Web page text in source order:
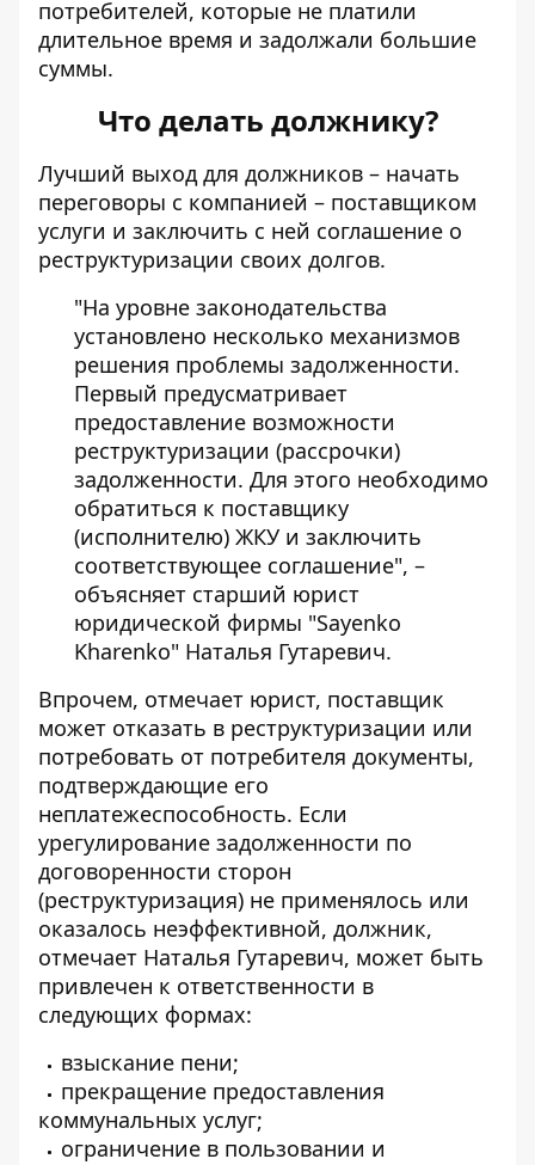
потребителей, которые не платили
длительное время и задолжали большие
суммы.
Что делать должнику?
Лучший выход для должников – начать
переговоры с компанией – поставщиком
услуги и заключить с ней соглашение о
реструктуризации своих долгов.
"На уровне законодательства
установлено несколько механизмов
решения проблемы задолженности.
Первый предусматривает
предоставление возможности
реструктуризации (рассрочки)
задолженности. Для этого необходимо
обратиться к поставщику
(исполнителю) ЖКУ и заключить
соответствующее соглашение", –
объясняет старший юрист
юридической фирмы "Sayenko
Kharenko" Наталья Гутаревич.
Впрочем, отмечает юрист, поставщик
может отказать в реструктуризации или
потребовать от потребителя документы,
подтверждающие его
неплатежеспособность. Если
урегулирование задолженности по
договоренности сторон
(реструктуризация) не применялось или
оказалось неэффективной, должник,
отмечает Наталья Гутаревич, может быть
привлечен к ответственности в
следующих формах:
взыскание пени;
прекращение предоставления
коммунальных услуг;
ограничение в пользовании и